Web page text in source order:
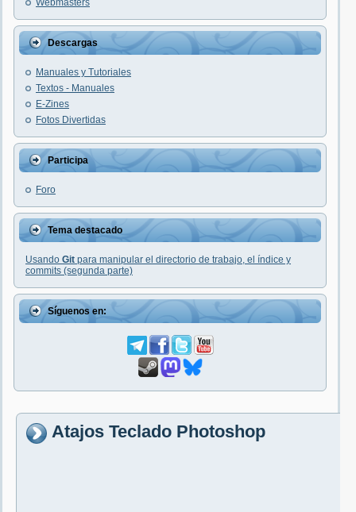
Webmasters
Descargas
Manuales y Tutoriales
Textos - Manuales
E-Zines
Fotos Divertidas
Participa
Foro
Tema destacado
Usando Git para manipular el directorio de trabajo, el índice y
commits (segunda parte)
Síguenos en:
Atajos Teclado Photoshop